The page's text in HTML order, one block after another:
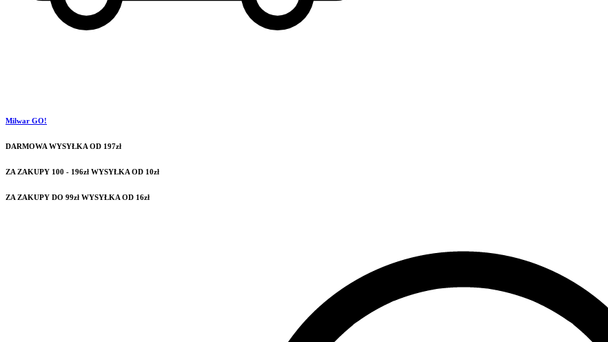
Milwar GO!
DARMOWA WYSYŁKA OD 197zł
ZA ZAKUPY 100 - 196zł WYSYŁKA OD 10zł
ZA ZAKUPY DO 99zł WYSYŁKA OD 16zł